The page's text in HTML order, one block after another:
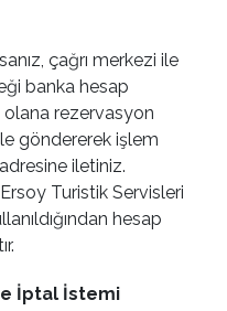
çağrı merkezi ile
banka hesap
olana rezervasyon
göndererek işlem
iletiniz.
Turistik Servisleri
hesap
İptal İstemi